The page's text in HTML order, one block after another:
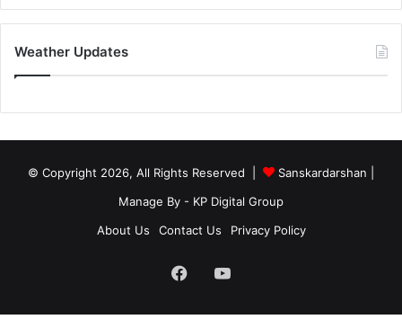
Weather Updates
© Copyright 2026, All Rights Reserved | Sanskardarshan
Manage By - KP Digital Group
About Us
Contact Us Privacy Policy
FacebookYouTube